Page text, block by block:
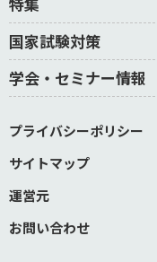
国家試験対策
学会・セミナー情報
プライバシーポリシー
サイトマップ
運営元
お問い合わせ